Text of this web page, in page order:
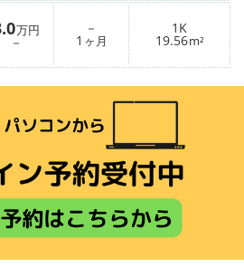
万円
－
－
1 ヶ月
1K
19.56m²